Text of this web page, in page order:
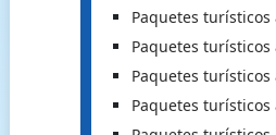
Paquetes turísticos
Paquetes turísticos
Paquetes turísticos
Paquetes turísticos